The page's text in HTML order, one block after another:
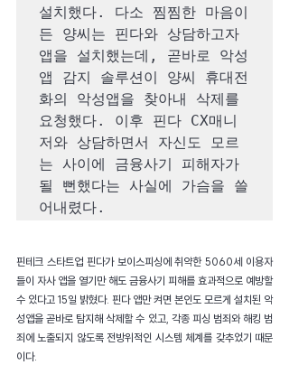
설치했다. 다소 찜찜한 마음이
든 양씨는 핀다와 상담하고자
앱을 설치했는데, 곧바로 악성
앱 감지 솔루션이 양씨 휴대전
화의 악성앱을 찾아내 삭제를
요청했다. 이후 핀다 CX매니
저와 상담하면서 자신도 모르
는 사이에 금융사기 피해자가
될 뻔했다는 사실에 가슴을 쓸
어내렸다.
핀테크 스타트업 핀다가 보이스피싱에 취약한 5060세 이용자
들이 자사 앱을 열기만 해도 금융사기 피해를 효과적으로 예방할
수 있다고 15일 밝혔다. 핀다 앱만 켜면 본인도 모르게 설치된 악
성앱을 곧바로 탐지해 삭제할 수 있고, 각종 피싱 범죄와 해킹 범
죄에 노출되지 않도록 전방위적인 시스템 체계를 갖추었기 때문
이다.